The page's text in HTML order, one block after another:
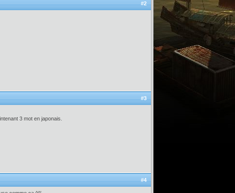
#2
#3
3 mot en japonais.
#4